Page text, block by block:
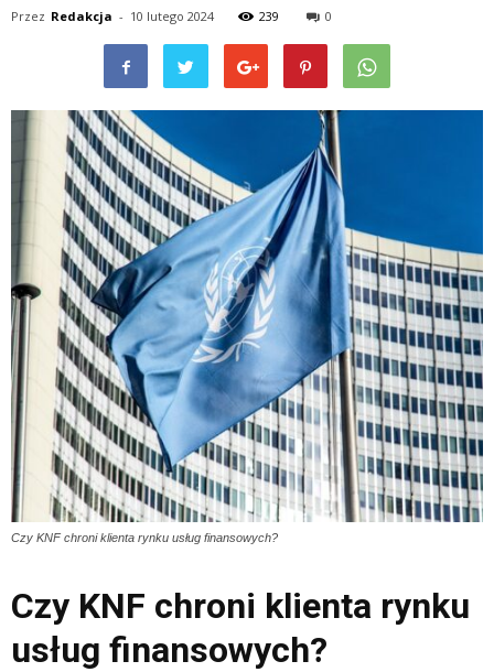
Przez Redakcja - 10 lutego 2024 239 0
Czy KNF chroni klienta rynku usług finansowych?
Czy KNF chroni klienta rynku
usług finansowych?